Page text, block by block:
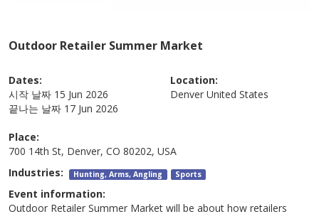
Outdoor Retailer Summer Market
Dates:
시작 날짜 15 Jun 2026
끝나는 날짜 17 Jun 2026
Location:
Denver United States
Place:
700 14th St, Denver, CO 80202, USA
Industries: Hunting, Arms, Angling Sports
Event information:
Outdoor Retailer Summer Market will be about how retailers